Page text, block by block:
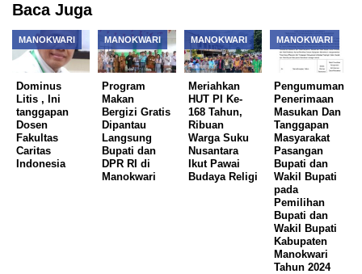
Baca Juga
MANOKWARI
Dominus
Litis , Ini
tanggapan
Dosen
Fakultas
Caritas
Indonesia
MANOKWARI
Program
Makan
Bergizi Gratis
Dipantau
Langsung
Bupati dan
DPR RI di
Manokwari
MANOKWARI
Meriahkan
HUT PI Ke-
168 Tahun,
Ribuan
Warga Suku
Nusantara
Ikut Pawai
Budaya Religi
MANOKWARI
Pengumuman
Penerimaan
Masukan Dan
Tanggapan
Masyarakat
Pasangan
Bupati dan
Wakil Bupati
pada
Pemilihan
Bupati dan
Wakil Bupati
Kabupaten
Manokwari
Tahun 2024